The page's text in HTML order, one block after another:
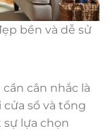
bền và dễ sử
cân nhắc là
sổ và tổng
lựa chọn